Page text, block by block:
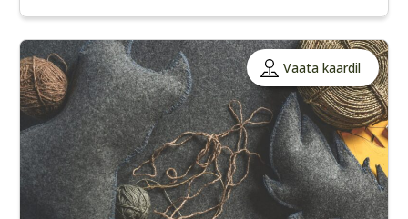
Vaata kaardil